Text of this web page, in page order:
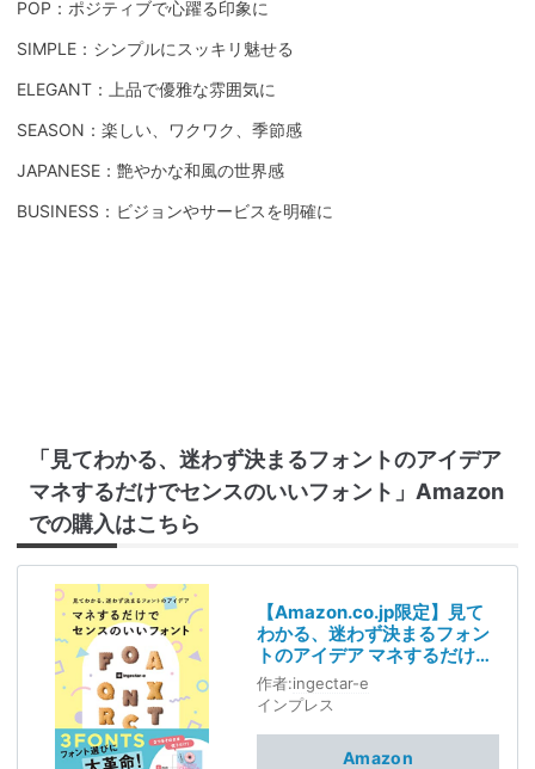
POP：ポジティブで心躍る印象に
SIMPLE：シンプルにスッキリ魅せる
ELEGANT：上品で優雅な雰囲気に
SEASON：楽しい、ワクワク、季節感
JAPANESE：艶やかな和風の世界感
BUSINESS：ビジョンやサービスを明確に
「見てわかる、迷わず決まるフォントのアイデア
マネするだけでセンスのいいフォント」Amazon
での購入はこちら
【Amazon.co.jp限定】見て
わかる、迷わず決まるフォン
トのアイデア マネするだけで
センスのいいフォント(特典
「装飾につかえる! カジュア
ルな手書きフォントデータ」
データ配信) (見てわかるシリ
作者:ingectar-e
インプレス
Amazon